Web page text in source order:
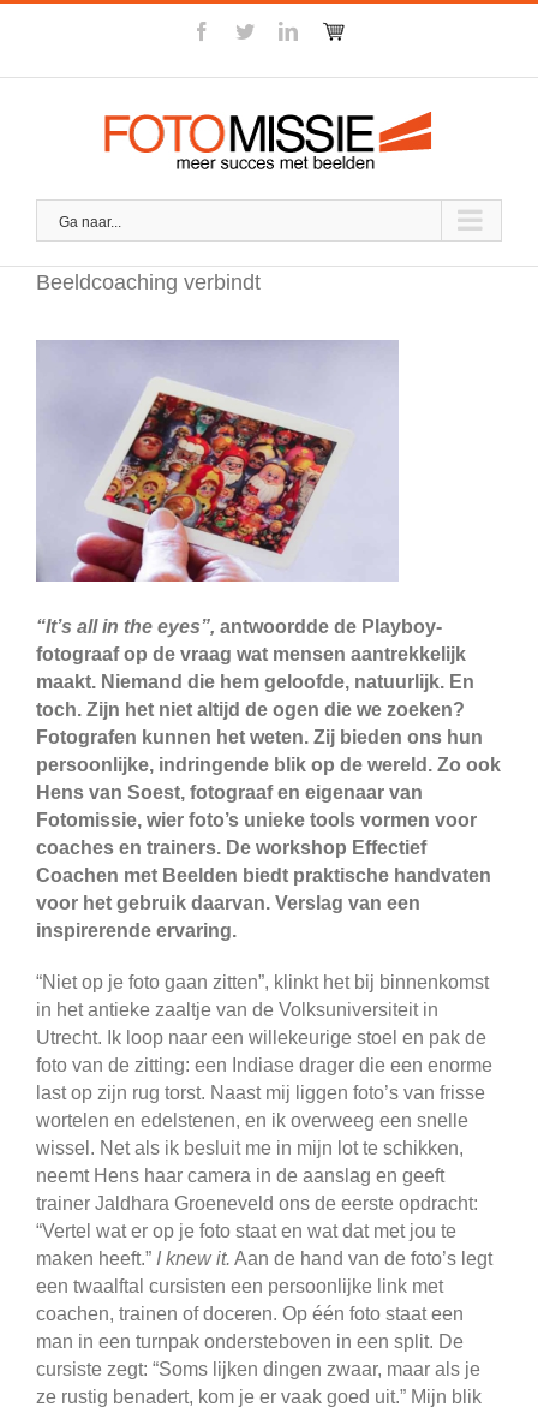
facebook
twitterlinkedin
Winkel
Ga naar...
Beeldcoaching verbindt
“It’s all in the eyes”, antwoordde de Playboy-
fotograaf op de vraag wat mensen aantrekkelijk
maakt. Niemand die hem geloofde, natuurlijk. En
toch. Zijn het niet altijd de ogen die we zoeken?
Fotografen kunnen het weten. Zij bieden ons hun
persoonlijke, indringende blik op de wereld. Zo ook
Hens van Soest, fotograaf en eigenaar van
Fotomissie, wier foto’s unieke tools vormen voor
coaches en trainers. De workshop Effectief
Coachen met Beelden biedt praktische handvaten
voor het gebruik daarvan. Verslag van een
inspirerende ervaring.
“Niet op je foto gaan zitten”, klinkt het bij binnenkomst
in het antieke zaaltje van de Volksuniversiteit in
Utrecht. Ik loop naar een willekeurige stoel en pak de
foto van de zitting: een Indiase drager die een enorme
last op zijn rug torst. Naast mij liggen foto’s van frisse
wortelen en edelstenen, en ik overweeg een snelle
wissel. Net als ik besluit me in mijn lot te schikken,
neemt Hens haar camera in de aanslag en geeft
trainer Jaldhara Groeneveld ons de eerste opdracht:
“Vertel wat er op je foto staat en wat dat met jou te
maken heeft.” I knew it. Aan de hand van de foto’s legt
een twaalftal cursisten een persoonlijke link met
coachen, trainen of doceren. Op één foto staat een
man in een turnpak ondersteboven in een split. De
cursiste zegt: “Soms lijken dingen zwaar, maar als je
ze rustig benadert, kom je er vaak goed uit.” Mijn blik